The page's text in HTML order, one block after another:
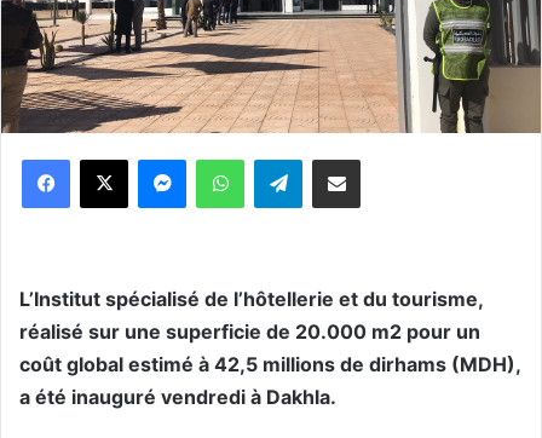
WhatsApp Telegram
L’Institut spécialisé de l’hôtellerie et du tourisme,
réalisé sur une superficie de 20.000 m2 pour un
coût global estimé à 42,5 millions de dirhams (MDH),
a été inauguré vendredi à Dakhla.